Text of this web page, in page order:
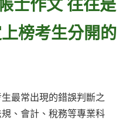
榜考生分開的
最常出現的錯誤判斷之
、會計、稅務等專業科